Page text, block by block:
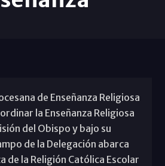
de Enseñanza Religiosa
la Enseñanza Religiosa
del Obispo y bajo su
de la Delegación abarca
de la Religión Católica Escolar